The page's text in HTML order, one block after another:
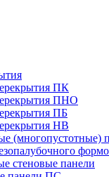
ПК
ПНО
ПБ
НВ
(многопустотные)
стеновые панели